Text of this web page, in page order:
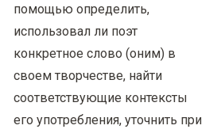
помощью определить,
использовал ли поэт
конкретное слово (оним) в
своем творчестве, найти
соответствующие контексты
его употребления, уточнить при